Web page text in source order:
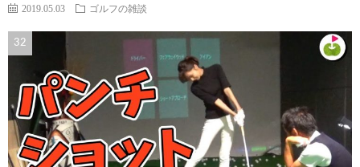
2019.05.03 ゴルフの雑談